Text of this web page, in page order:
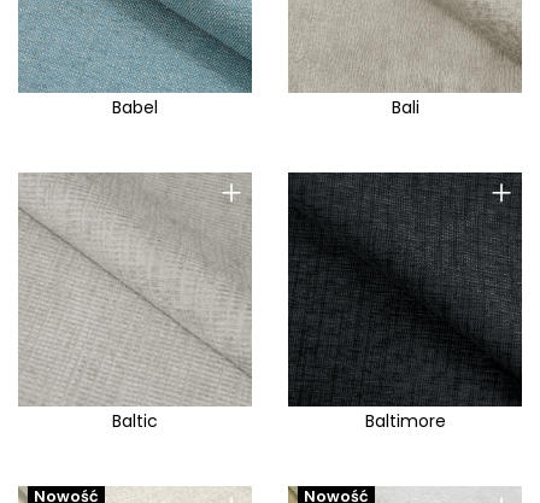
Babel Bali
+
Baltic
+
Baltimore
Nowość Nowość